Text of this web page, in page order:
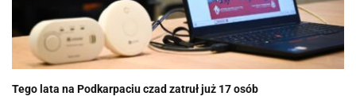
Tego lata na Podkarpaciu czad zatruł już 17 osób